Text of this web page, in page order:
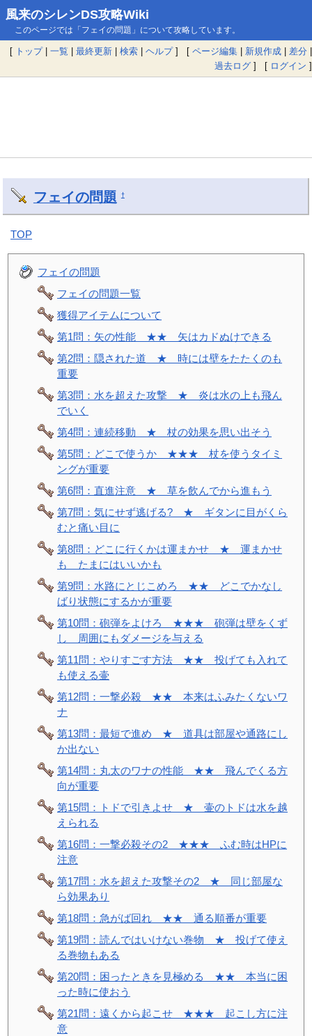
風来のシレンDS攻略Wiki
このページでは「フェイの問題」について攻略しています。
[ トップ| 一覧 | 最終更新 | 検索 | ヘルプ] [ ページ編集 | 新規作成 | 差分 |
過去ログ ] [ ログイン ]
フェイの問題 †
TOP
フェイの問題
フェイの問題一覧
獲得アイテムについて
第1問：矢の性能 ★★ 矢はカドぬけできる
第2問：隠された道 ★ 時には壁をたたくのも
重要
第3問：水を超えた攻撃 ★ 炎は水の上も飛ん
でいく
第4問：連続移動 ★ 杖の効果を思い出そう
第5問：どこで使うか ★★★ 杖を使うタイミ
ングが重要
第6問：直進注意 ★ 草を飲んでから進もう
第7問：気にせず逃げる? ★ ギタンに目がくら
むと痛い目に
第8問：どこに行くかは運まかせ ★ 運まかせ
も たまにはいいかも
第9問：水路にとじこめろ ★★ どこでかなし
ばり状態にするかが重要
第10問：砲弾をよけろ ★★★ 砲弾は壁をくず
し 周囲にもダメージを与える
第11問：やりすごす方法 ★★ 投げても入れて
も使える壷
第12問：一撃必殺 ★★ 本来はふみたくないワ
ナ
第13問：最短で進め ★ 道具は部屋や通路にし
か出ない
第14問：丸太のワナの性能 ★★ 飛んでくる方
向が重要
第15問：トドで引きよせ ★ 壷のトドは水を越
えられる
第16問：一撃必殺その2 ★★★ ふむ時はHPに
注意
第17問：水を超えた攻撃その2 ★ 同じ部屋な
ら効果あり
第18問：急がば回れ ★★ 通る順番が重要
第19問：読んではいけない巻物 ★ 投げて使え
る巻物もある
第20問：困ったときを見極める ★★ 本当に困
った時に使おう
第21問：遠くから起こせ ★★★ 起こし方に注
意